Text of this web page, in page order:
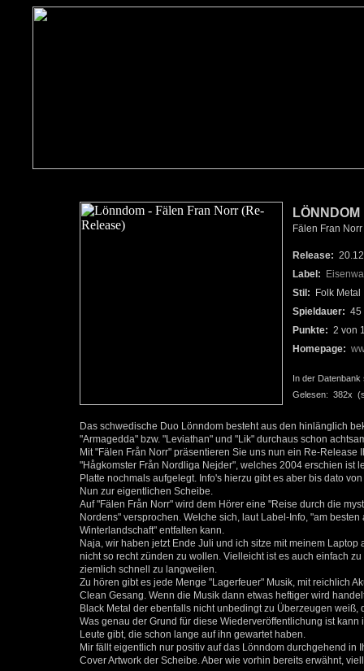
LÖNNDOM
Fälen Fran
Release:
Label:
Stil: Folk Metal
Spieldauer: 45
Punkte: 2 von
Homepage:
In der Datenbank
Gelesen: 382x
Das schwedische Duo Lönndom besteht aus den hinlänglich
"Armagedda" bzw. "Leviathan" und "Lik" durchaus schon
Mit "Fälen Från Norr" präsentieren Sie uns nun ein Re-
"Hågkomster Från Nordliga Nejder", welches 2004 erschien ist
Platte nochmals aufgelegt. Info's hierzu gibt es aber bis dato
Nun zur eigentlichen Scheibe.
Auf "Fälen Från Norr" wird dem Hörer eine "Reise durch die
Nordens" versprochen. Welche sich, laut Label-Info, "am
Winterlandschaft" entfalten kann.
Naja, wir haben jetzt Ende Juli und ich sitze mit meinem
nicht so recht zünden zu wollen. Vielleicht ist es auch einfach
ziemlich schnell zu langweilen.
Zu hören gibt es jede Menge "Lagerfeuer" Musik, mit reichlich
Clean Gesang. Wenn die Musik dann etwas heftiger wird
Black Metal der ebenfalls nicht unbedingt zu Überzeugen weiß,
Was genau der Grund für diese Wiederveröffentlichung ist
Leute gibt, die schon lange auf ihn gewartet haben.
Mir fällt eigentlich nur positiv auf das Lönndom durchgehend
Cover Artwork der Scheibe. Aber wie vorhin bereits erwähnt,